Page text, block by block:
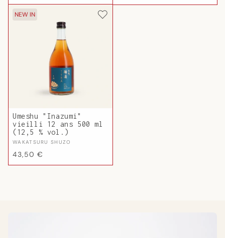
habituel
NEW IN
Umeshu "Inazumi"
vieilli 12 ans 500 ml
(12,5 % vol.)
Fournisseur :
WAKATSURU SHUZO
Prix
habituel
43,50 €